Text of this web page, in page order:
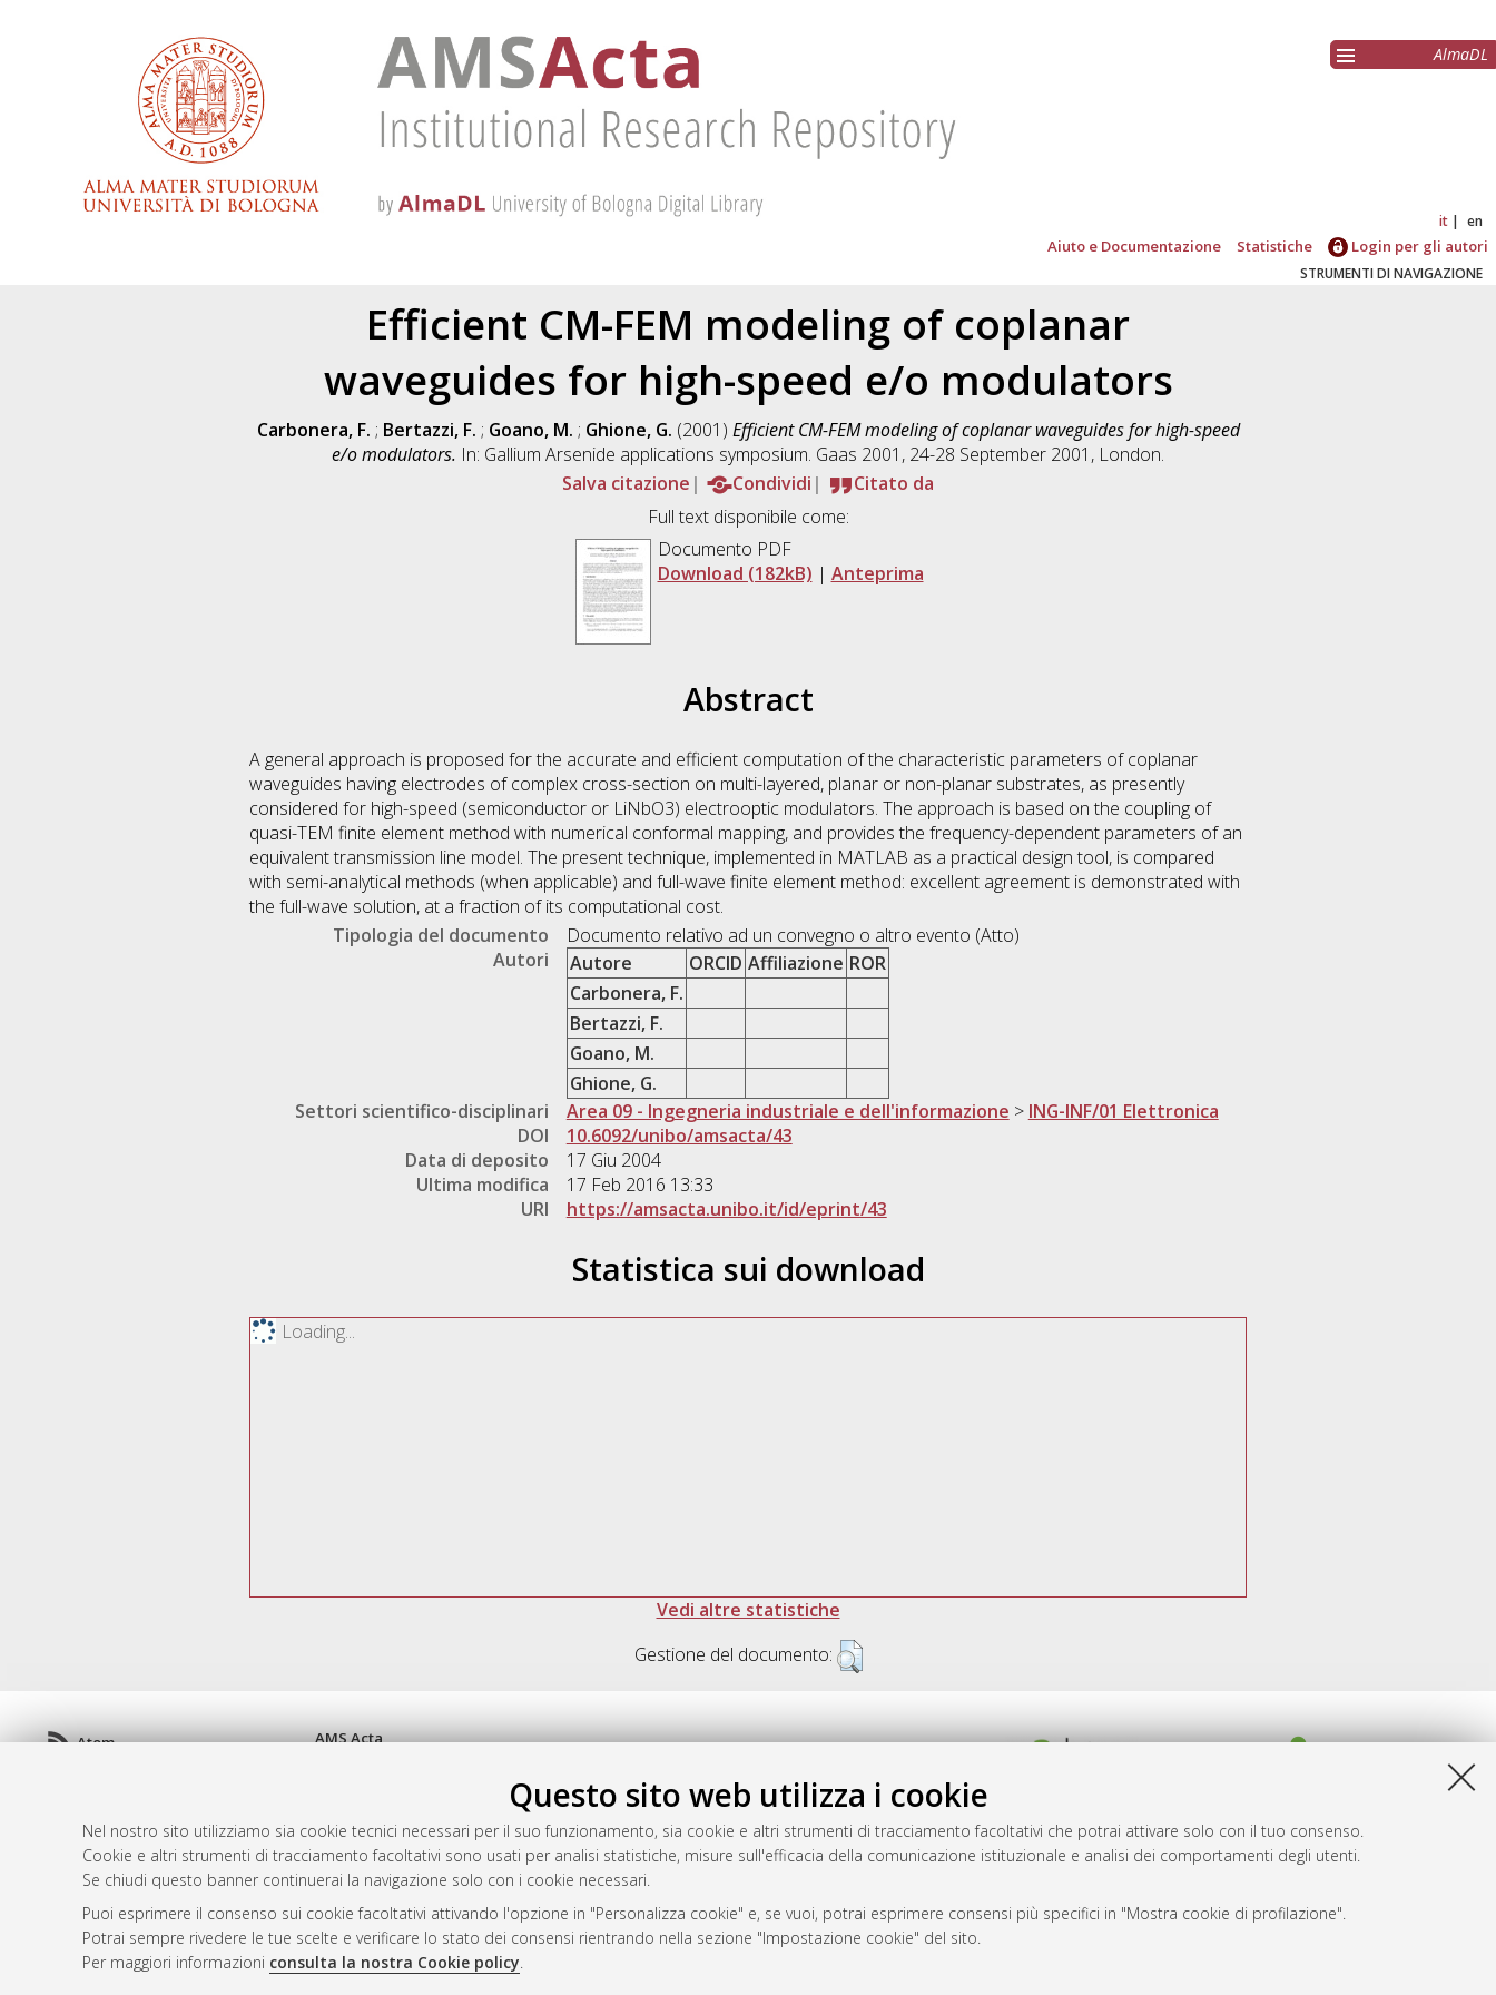
Questo sito web utilizza i cookie
Nel nostro sito utilizziamo sia cookie tecnici necessari per il suo funzionamento, sia cookie e altri strumenti di tracciamento facoltativi che potrai attivare solo con il tuo consenso.
Cookie e altri strumenti di tracciamento facoltativi sono usati per analisi statistiche, misure sull'efficacia della comunicazione istituzionale e analisi dei comportamenti degli utenti.
Se chiudi questo banner continuerai la navigazione solo con i cookie necessari.
Puoi esprimere il consenso sui cookie facoltativi attivando l'opzione in "Personalizza cookie" e, se vuoi, potrai esprimere consensi più specifici in "Mostra cookie di profilazione".
Potrai sempre rivedere le tue scelte e verificare lo stato dei consensi rientrando nella sezione "Impostazione cookie" del sito.
Per maggiori informazioni consulta la nostra Cookie policy.
AlmaDL
it en
Aiuto e Documentazione Statistiche Login per gli autori
STRUMENTI DI NAVIGAZIONE
Efficient CM-FEM modeling of coplanar
waveguides for high-speed e/o modulators
Carbonera, F. ; Bertazzi, F. ; Goano, M. ; Ghione, G. (2001) Efficient CM-FEM modeling of coplanar waveguides for high-speed
e/o modulators. In: Gallium Arsenide applications symposium. Gaas 2001, 24-28 September 2001, London.
Salva citazione
Condividi
Citato da
Full text disponibile come:
Documento PDF
Download (182kB) | Anteprima
Abstract
A general approach is proposed for the accurate and efficient computation of the characteristic parameters of coplanar
waveguides having electrodes of complex cross-section on multi-layered, planar or non-planar substrates, as presently
considered for high-speed (semiconductor or LiNbO3) electrooptic modulators. The approach is based on the coupling of
quasi-TEM finite element method with numerical conformal mapping, and provides the frequency-dependent parameters of an
equivalent transmission line model. The present technique, implemented in MATLAB as a practical design tool, is compared
with semi-analytical methods (when applicable) and full-wave finite element method: excellent agreement is demonstrated with
the full-wave solution, at a fraction of its computational cost.
Tipologia del documento
Documento relativo ad un convegno o altro evento (Atto)
Autori
Autore ORCID Affiliazione ROR
Carbonera, F.
Bertazzi, F.
Goano, M.
Ghione, G.
Settori scientifico-disciplinari
Area 09 - Ingegneria industriale e dell'informazione > ING-INF/01 Elettronica
DOI
10.6092/unibo/amsacta/43
Data di deposito
17 Giu 2004
Ultima modifica
17 Feb 2016 13:33
URI
https://amsacta.unibo.it/id/eprint/43
Statistica sui download
Loading...
Vedi altre statistiche
Gestione del documento:
Atom
AMS Acta
doi.org/10.17616/R3P19R
Servizio implementato e gestito da
AlmaDL
Impostazioni Cookie
Informativa sulla privacy
Condizioni d'uso del sito
Mission e policies del repository